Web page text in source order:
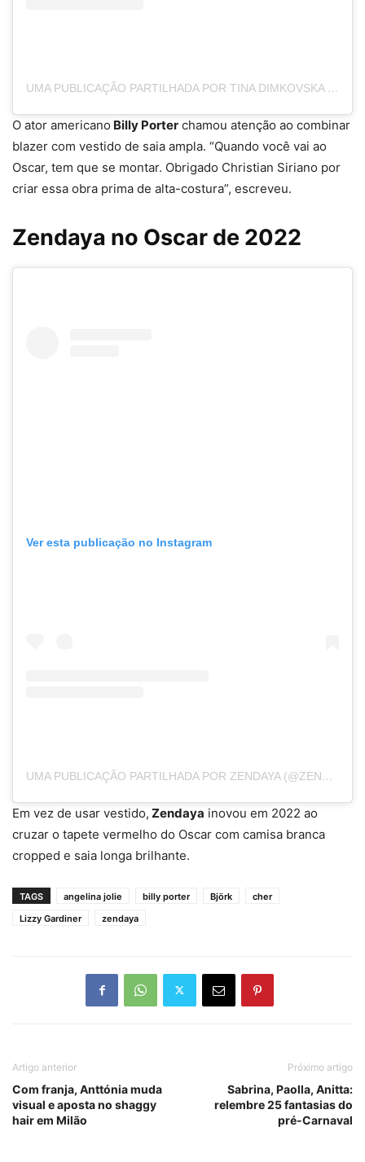
UMA PUBLICAÇÃO PARTILHADA POR TINA DIMKOVSKA (@THEOTHERLAGERFELD)
O ator americano Billy Porter chamou atenção ao combinar
blazer com vestido de saia ampla. “Quando você vai ao
Oscar, tem que se montar. Obrigado Christian Siriano por
criar essa obra prima de alta-costura”, escreveu.
Zendaya no Oscar de 2022
Ver esta publicação no Instagram
UMA PUBLICAÇÃO PARTILHADA POR ZENDAYA (@ZENDAYA)
Em vez de usar vestido, Zendaya inovou em 2022 ao
cruzar o tapete vermelho do Oscar com camisa branca
cropped e saia longa brilhante.
TAGS angelina jolie billy porter Björk
cher
Lizzy Gardiner
zendaya
Artigo anterior
Com franja, Anttónia muda
visual e aposta no shaggy
hair em Milão
Próximo artigo
Sabrina, Paolla, Anitta:
relembre 25 fantasias do
pré-Carnaval